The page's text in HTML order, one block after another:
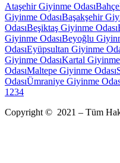
Ataşehir Giyinme Odası
Giyinme OdasıBaşakşehir
OdasıBeşiktaş Giyinme Odası
Giyinme OdasıBeyoğlu
OdasıEyüpsultan Giyinme
Giyinme OdasıKartal Giyinme
OdasıMaltepe Giyinme Odası
OdasıÜmraniye Giyinme
1 234
Copyright © 2021 – Tüm